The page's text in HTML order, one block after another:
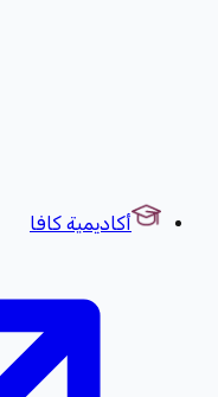
أكاديمية كافا